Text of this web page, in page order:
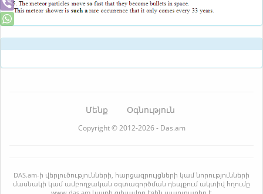
Մենք Օգնություն
Copyright © 2012-2026 - Das.am
DAS.am-ի վերլուծությունների, հարցազրույցների կամ նորությունների
մասնակի կամ ամբողջական օգտագործման դեպքում ակտիվ հղումը